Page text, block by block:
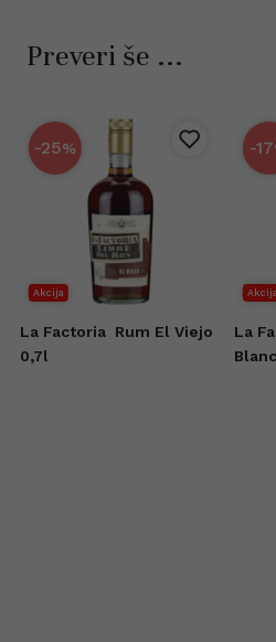
Preveri še ...
-25%
Akcija
La Factoria Rum El Viejo
0,7l
-17
Akcija
La